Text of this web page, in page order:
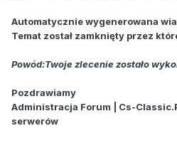
Automatycznie wygenerowana
Temat został zamknięty przez
Powód:Twoje zlecenie zostało
Pozdrawiamy
Administracja Forum | Cs-
serwerów